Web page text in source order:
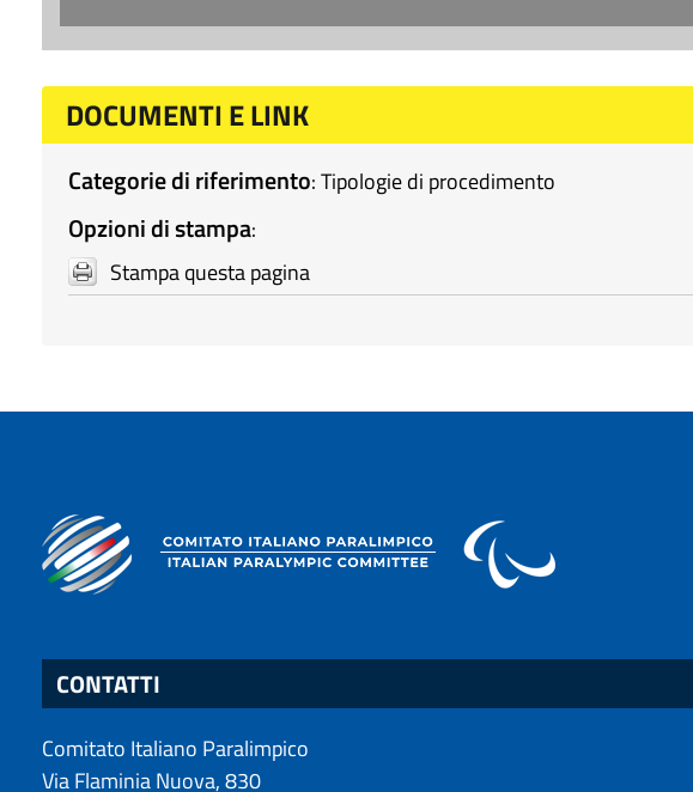
DOCUMENTI E LINK
Categorie di riferimento:Tipologie di procedimento
Opzioni di stampa:
Stampa questa pagina
CONTATTI
Comitato Italiano Paralimpico
Via Flaminia Nuova, 830